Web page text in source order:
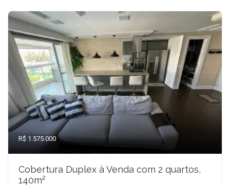
R$ 1.575.000
Cobertura Duplex à Venda com 2 quartos,
140m²